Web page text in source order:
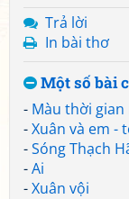
Trả lời
In bài thơ
Một số bài
- Màu thời gian
-Xuân và em -
-Sóng Thạch
-Ai
-Xuân vội